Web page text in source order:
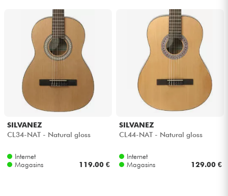
SILVANEZ
CL34-NAT - Natural gloss
Internet
Magasins
119.00 €
SILVANEZ
CL44-NAT - Natural gloss
Internet
Magasins
129.00 €